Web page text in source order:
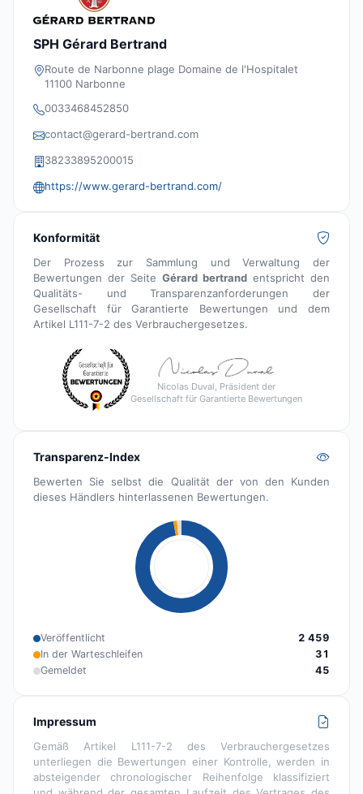
SPH Gérard Bertrand
Route de Narbonne plage Domaine de l'Hospitalet
11100 Narbonne
0033468452850
contact@gerard-bertrand.com
38233895200015
https://www.gerard-bertrand.com/
Konformität
Der Prozess zur Sammlung und Verwaltung der
Bewertungen der Seite Gérard bertrand entspricht den
Qualitäts- und Transparenzanforderungen der
Gesellschaft für Garantierte Bewertungen und dem
Artikel L111-7-2 des Verbrauchergesetzes.
Nicolas Duval, Präsident der
Gesellschaft für Garantierte Bewertungen
Transparenz-Index
Bewerten Sie selbst die Qualität der von den Kunden
dieses Händlers hinterlassenen Bewertungen.
Veröffentlicht
2 459
In der Warteschleifen
31
Gemeldet
45
Impressum
Gemäß Artikel L111-7-2 des Verbrauchergesetzes
unterliegen die Bewertungen einer Kontrolle, werden in
absteigender chronologischer Reihenfolge klassifiziert